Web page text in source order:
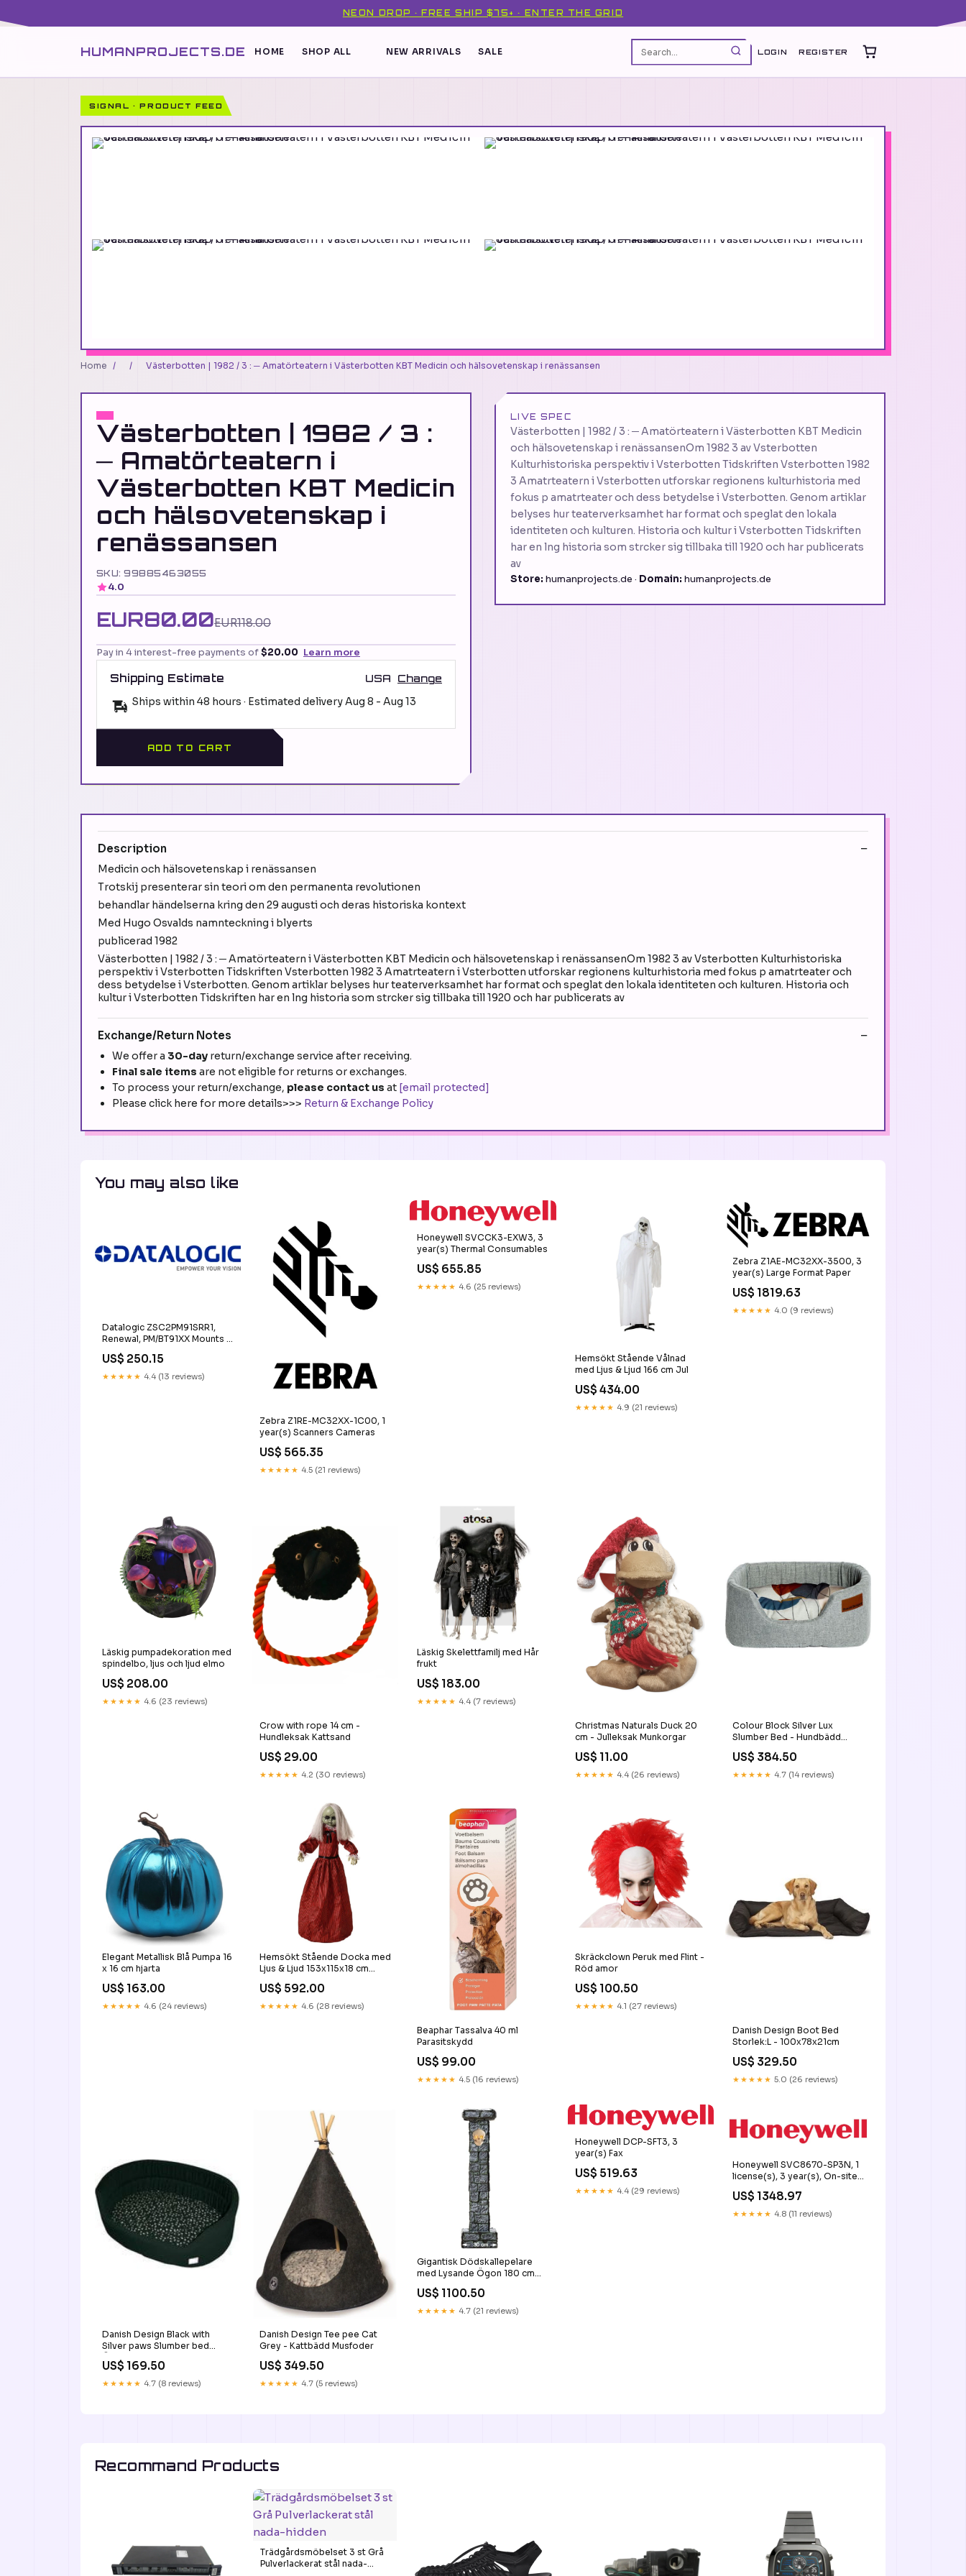
NEON DROP · FREE SHIP $75+ · ENTER THE GRID
HUMANPROJECTS.DE HOME SHOP ALL NEW ARRIVALS SALE LOGIN REGISTER
SIGNAL · PRODUCT FEED
Home / / Västerbotten | 1982 / 3 : ─ Amatörteatern i Västerbotten KBT Medicin och hälsovetenskap i renässansen
Västerbotten | 1982 / 3 :
─ Amatörteatern i
Västerbotten KBT Medicin
och hälsovetenskap i
renässansen
SKU: 99885463055
4.0
EUR80.00EUR118.00
Pay in 4 interest-free payments of$20.00 Learn more
Shipping Estimate USA Change
Ships within 48 hours · Estimated deliveryAug 8 - Aug 13
ADD TO CART
LIVE SPEC
Västerbotten | 1982 / 3 : ─ Amatörteatern i Västerbotten KBT Medicin
och hälsovetenskap i renässansenOm 1982 3 av Vsterbotten
Kulturhistoriska perspektiv i Vsterbotten Tidskriften Vsterbotten 1982
3 Amatrteatern i Vsterbotten utforskar regionens kulturhistoria med
fokus p amatrteater och dess betydelse i Vsterbotten. Genom artiklar
belyses hur teaterverksamhet har format och speglat den lokala
identiteten och kulturen. Historia och kultur i Vsterbotten Tidskriften
har en lng historia som strcker sig tillbaka till 1920 och har publicerats
av
Store: humanprojects.de · Domain: humanprojects.de
Description
Medicin och hälsovetenskap i renässansen
Trotskij presenterar sin teori om den permanenta revolutionen
behandlar händelserna kring den 29 augusti och deras historiska kontext
Med Hugo Osvalds namnteckning i blyerts
publicerad 1982
Västerbotten | 1982 / 3 : ─ Amatörteatern i Västerbotten KBT Medicin och hälsovetenskap i renässansenOm 1982 3 av Vsterbotten Kulturhistoriska
perspektiv i Vsterbotten Tidskriften Vsterbotten 1982 3 Amatrteatern i Vsterbotten utforskar regionens kulturhistoria med fokus p amatrteater och
dess betydelse i Vsterbotten. Genom artiklar belyses hur teaterverksamhet har format och speglat den lokala identiteten och kulturen. Historia och
kultur i Vsterbotten Tidskriften har en lng historia som strcker sig tillbaka till 1920 och har publicerats av
Exchange/Return Notes
We offer a 30-day return/exchange service after receiving.
Final sale items are not eligible for returns or exchanges.
To process your return/exchange, please contact us at [email protected]
Please click here for more details>>> Return & Exchange Policy
You may also like
Datalogic ZSC2PM91SRR1,
Renewal, PM/BT91XX Mounts &
US$ 250.15
★★★★★ 4.4 (13 reviews)
Zebra Z1RE-MC32XX-1C00, 1
year(s) Scanners Cameras
US$ 565.35
★★★★★ 4.5 (21 reviews)
Honeywell SVCCK3-EXW3, 3
year(s) Thermal Consumables
US$ 655.85
★★★★★ 4.6 (25 reviews)
Hemsökt Stående Vålnad
med Ljus & Ljud 166 cm Jul
US$ 434.00
★★★★★ 4.9 (21 reviews)
Zebra Z1AE-MC32XX-3500, 3
year(s) Large Format Paper
US$ 1819.63
★★★★★ 4.0 (9 reviews)
Läskig pumpadekoration med
spindelbo, ljus och ljud elmo
US$ 208.00
★★★★★ 4.6 (23 reviews)
Crow with rope 14 cm -
Hundleksak Kattsand
US$ 29.00
★★★★★ 4.2 (30 reviews)
Läskig Skelettfamilj med Hår
frukt
US$ 183.00
★★★★★ 4.4 (7 reviews)
Christmas Naturals Duck 20
cm - Julleksak Munkorgar
US$ 11.00
★★★★★ 4.4 (26 reviews)
Colour Block Silver Lux
Slumber Bed - Hundbädd
US$ 384.50
★★★★★ 4.7 (14 reviews)
Elegant Metallisk Blå Pumpa 16
x 16 cm hjarta
US$ 163.00
★★★★★ 4.6 (24 reviews)
Hemsökt Stående Docka med
Ljus & Ljud 153x115x18 cm
drommordare
US$ 592.00
★★★★★ 4.6 (28 reviews)
Beaphar Tassalva 40 ml
Parasitskydd
US$ 99.00
★★★★★ 4.5 (16 reviews)
Skräckclown Peruk med Flint -
Röd amor
US$ 100.50
★★★★★ 4.1 (27 reviews)
Danish Design Boot Bed
Storlek:L - 100x78x21cm
US$ 329.50
★★★★★ 5.0 (26 reviews)
Danish Design Black with
Silver paws Slumber bed
Öronrengöring
US$ 169.50
★★★★★ 4.7 (8 reviews)
Danish Design Tee pee Cat
Grey - Kattbädd Musfoder
US$ 349.50
★★★★★ 4.7 (5 reviews)
Gigantisk Dödskallepelare
med Lysande Ögon 180 cm
US$ 1100.50
★★★★★ 4.7 (21 reviews)
Honeywell DCP-SFT3, 3
year(s) Fax
US$ 519.63
★★★★★ 4.4 (29 reviews)
Honeywell SVC8670-SP3N, 1
license(s), 3 year(s), On-site
US$ 1348.97
★★★★★ 4.8 (11 reviews)
Recommand Products
Trädgårdsmöbelset 3 st Grå
Pulverlackerat stål nada-